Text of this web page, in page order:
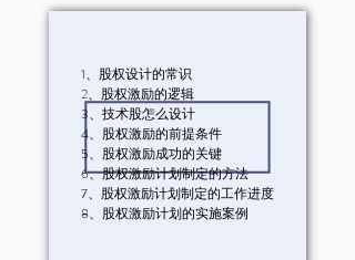
1、股权设计的常识
2、股权激励的逻辑
3、技术股怎么设计
4、股权激励的前提条件
5、股权激励成功的关键
6、股权激励计划制定的方法
7、股权激励计划制定的工作进度
8、股权激励计划的实施案例